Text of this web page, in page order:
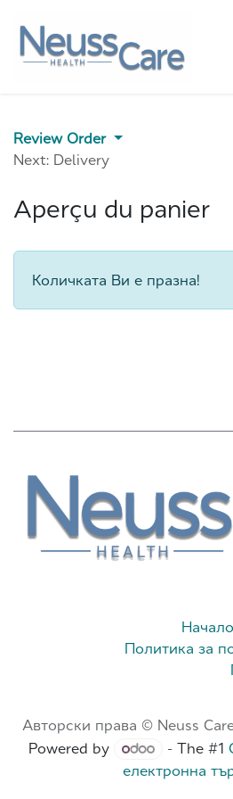
Review Order
Next: Delivery
Aperçu du panier
Количката Ви е празна!
Начало
Политика за
Авторски права © Neuss
Powered by - The #1
електронна